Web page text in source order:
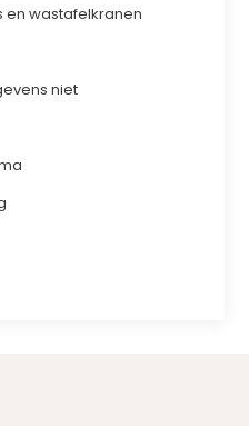
wastafelkranen
niet